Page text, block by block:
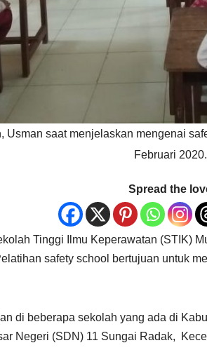
Usman saat menjelaskan mengenai
Februari 2020.
Spread the
Tinggi Ilmu Keperawatan (STIK)
safety school bertujuan untuk
di beberapa sekolah yang ada di
Negeri (SDN) 11 Sungai Radak,